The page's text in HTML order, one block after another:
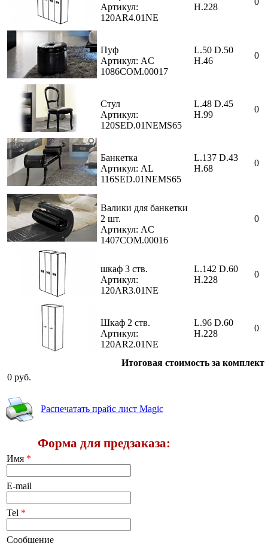
Артикул:
120AR4.01NE
H.228
Пуф
Артикул: AC
1086COM.00017
L.50 D.50
H.46
0
Стул
Артикул:
120SED.01NEMS65
L.48 D.45
H.99
0
Банкетка
Артикул: AL
116SED.01NEMS65
L.137 D.43
H.68
0
Валики для банкетки
2 шт.
Артикул: AC
1407COM.00016
0
шкаф 3 ств.
Артикул:
120AR3.01NE
L.142 D.60
H.228
0
Шкаф 2 ств.
Артикул:
120AR2.01NE
L.96 D.60
H.228
0
Итоговая стоимость за комплект
0 руб.
Распечатать прайс лист Magic
Форма для предзаказа:
Имя *
E-mail
Tel *
Сообщение